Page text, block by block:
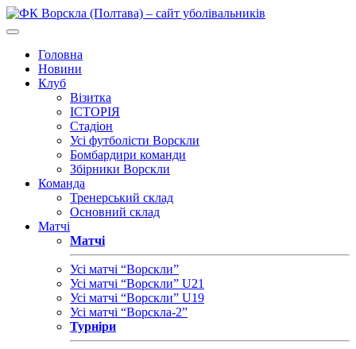
Головна
Новини
Клуб
Візитка
ІСТОРІЯ
Стадіон
Усі футболісти Ворскли
Бомбардири команди
Збірники Ворскли
Команда
Тренерський склад
Основний склад
Матчі
Матчі
Усі матчі “Ворскли”
Усі матчі “Ворскли” U21
Усі матчі “Ворскли” U19
Усі матчі “Ворскла-2”
Турніри